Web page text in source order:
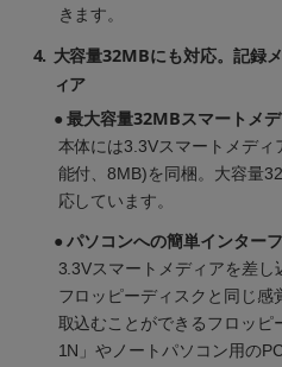
きます。
4. 大容量32MBにも対応。記録
ィア
● 最大容量32MBスマートメ
本体には3.3Vスマートメデ
能付、8MB)を同梱。大容量
応しています。
● パソコンへの簡単インター
3.3Vスマートメディアを差
フロッピーディスクと同じ感
取込むことができるフロッピ
1N」やノートパソコン用の